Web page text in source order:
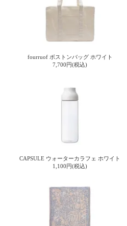
fourruof ボストンバッグ ホワイト
7,700円(税込)
CAPSULE ウォーターカラフェ ホワイト
1,100円(税込)